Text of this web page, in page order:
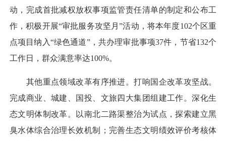
动，完成首批减权放权事项监管责任清单的制定和公布工
作，积极开展“审批服务攻坚月”活动，将本年度102个区重
点项目纳入“绿色通道”，共办理审批事项37件，节省132个
工作日，群众满意率达100%。
其他重点领域改革有序推进。打响国企改革攻坚战。
完成商业、城建、国投、文旅四大集团组建工作。深化生
态文明体制改革。以南北二路渠整治为试点，探索建立黑
臭水体综合治理长效机制；完善生态文明绩效评价考核体